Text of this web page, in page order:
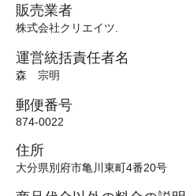
販売業者
株式会社クリエイツ.
運営統括責任者名
森 宗明
郵便番号
874-0022
住所
大分県別府市亀川東町4番20号